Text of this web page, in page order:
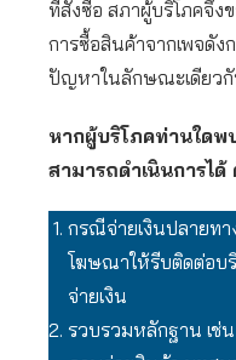
ที่สั่งซื้อ สภาผู้บริโภคจึง
การซื้อสินค้าจากเพจดัง
ปัญหาในลักษณะเดียว
หากผู้บริโภคท่านใด
สามารถดำเนินการได้
กรณีจ่ายเงินปลายทา
โฆษณาให้รีบติดต่อบ
จ่ายเงิน
รวบรวมหลักฐาน เช่